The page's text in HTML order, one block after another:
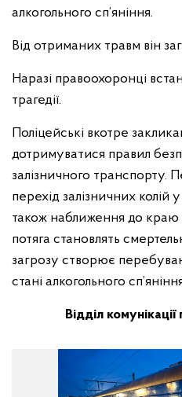
алкогольного сп’яніння.
Від отриманих травм він
Наразі правоохоронці
трагедії.
Поліцейські вкотре
дотримуватися правил
залізничного транспорту.
перехід залізничних колій
також наближення до
потяга становлять
загрозу створює
стані алкогольного
Відділ комунікації